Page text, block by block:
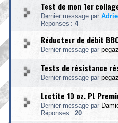
Test de mon 1er
Dernier message par
Réponses : 4
Réducteur de débit
Dernier message par
Tests de résistance
Dernier message par
Loctite 10 oz. PL
Dernier message par
Réponses : 20